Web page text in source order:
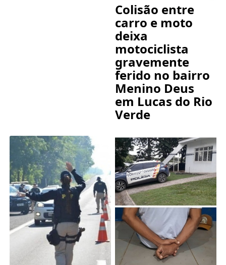
Colisão entre
carro e moto
deixa
motociclista
gravemente
ferido no bairro
Menino Deus
em Lucas do Rio
Verde